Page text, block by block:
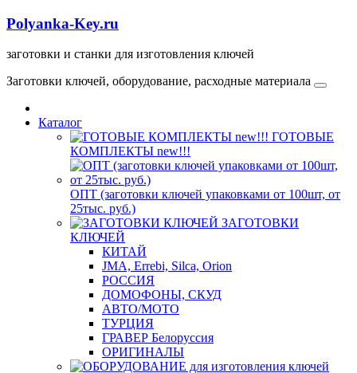
Polyanka-Key.ru
заготовки и станки для изготовления ключей
Заготовки ключей, оборудование, расходные материала
Каталог
ГОТОВЫЕ
КОМПЛЕКТЫ new!!!
ОПТ (заготовки ключей упаковками от 100шт, от
25тыс. руб.)
ЗАГОТОВКИ
КЛЮЧЕЙ
КИТАЙ
JMA, Errebi, Silca, Orion
РОССИЯ
ДОМОФОНЫ, СКУД
ABTO/МОТО
ТУРЦИЯ
ГРАВЕР Белоруссия
ОРИГИНАЛЫ